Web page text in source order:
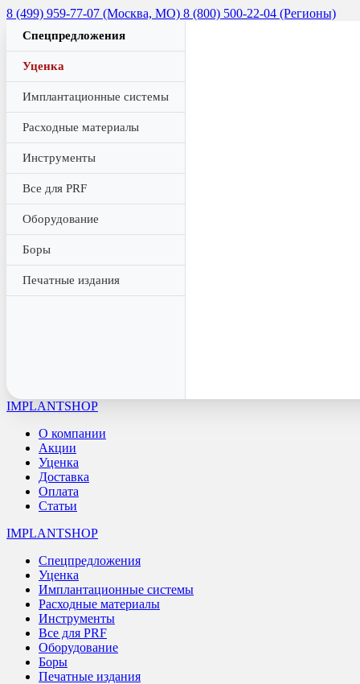
8 (499) 959-77-07 (Москва, МО) 8 (800) 500-22-04 (Регионы)
Спецпредложения
Уценка
Имплантационные системы
Расходные материалы
Инструменты
Все для PRF
Оборудование
Боры
Печатные издания
IMPLANTSHOP
О компании
Акции
Уценка
Доставка
Оплата
Статьи
IMPLANTSHOP
Спецпредложения
Уценка
Имплантационные системы
Расходные материалы
Инструменты
Все для PRF
Оборудование
Боры
Печатные издания